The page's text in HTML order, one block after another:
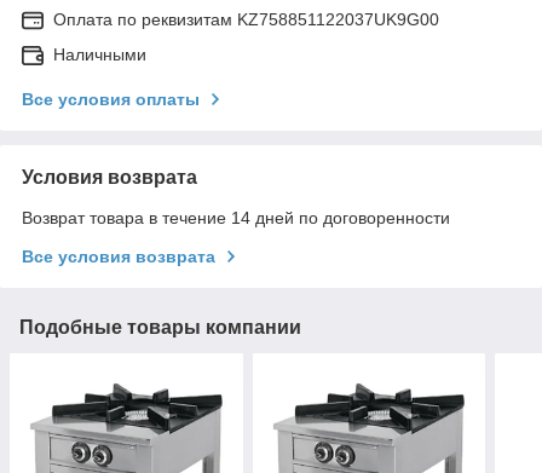
Оплата по реквизитам KZ758851122037UK9G00
Наличными
Все условия оплаты
Условия возврата
Возврат товара в течение 14 дней по договоренности
Все условия возврата
Подобные товары компании